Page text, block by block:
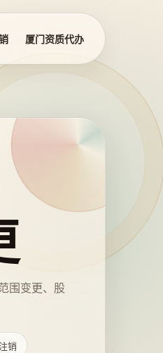
厦门资质代办
围变更、股
销